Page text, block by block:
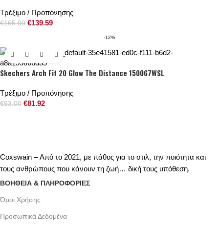
Τρέξιμο / Προπόνησης
€165.00 €139.59
-12%
Skechers Arch Fit 20 Glow The Distance 150067WSL
Τρέξιμο / Προπόνησης
€93.00 €81.92
Coxswain – Από το 2021, με πάθος για το στιλ, την ποιότητα και
τους ανθρώπους που κάνουν τη ζωή… δική τους υπόθεση.
ΒΟΗΘΕΙΑ & ΠΛΗΡΟΦΟΡΙΕΣ
Όροι Xρήσης
Προσωπικά Δεδομένα